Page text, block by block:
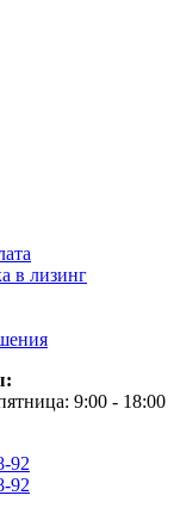
в лизинг
9:00 - 18:00
92
92